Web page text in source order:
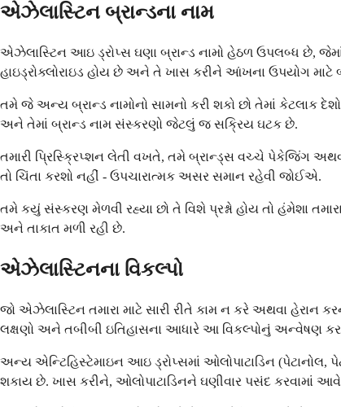
એઝેલાસ્ટિન બ્રાન્ડના નામ
એઝેલાસ્ટિન આઇ ડ્રોપ્સ ઘણા બ્રાન્ડ નામો હેઠળ ઉપલબ્ધ છે,
હાઇડ્રોક્લોરાઇડ હોય છે અને તે ખાસ કરીને આંખના ઉપયોગ માટે
તમે જે અન્ય બ્રાન્ડ નામોનો સામનો કરી શકો છો તેમાં કેટલાક
અને તેમાં બ્રાન્ડ નામ સંસ્કરણો જેટલું જ સક્રિય ઘટક છે.
તમારી પ્રિસ્ક્રિપ્શન લેતી વખતે, તમે બ્રાન્ડ્સ વચ્ચે પેકેજિંગ
તો ચિંતા કરશો નહીં - ઉપચારાત્મક અસર સમાન રહેવી જોઈએ.
તમે કયું સંસ્કરણ મેળવી રહ્યા છો તે વિશે પ્રશ્નો હોય તો હંમેશા
અને તાકાત મળી રહી છે.
એઝેલાસ્ટિનના વિકલ્પો
જો એઝેલાસ્ટિન તમારા માટે સારી રીતે કામ ન કરે અથવા હેરાન
લક્ષણો અને તબીબી ઇતિહાસના આધારે આ વિકલ્પોનું અન્વેષણ
અન્ય એન્ટિહિસ્ટેમાઇન આઇ ડ્રોપ્સમાં ઓલોપાટાડિન (પેટાનોલ,
શકાય છે. ખાસ કરીને, ઓલોપાટાડિનને ઘણીવાર પસંદ કરવામાં